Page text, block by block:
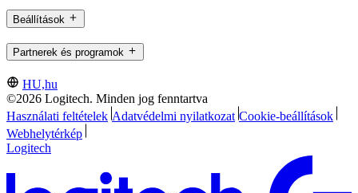
Beállítások
Partnerek és programok
HU,hu
©2026 Logitech. Minden jog fenntartva
Használati feltételek Adatvédelmi nyilatkozat Cookie-beállítások
Webhelytérkép
Logitech